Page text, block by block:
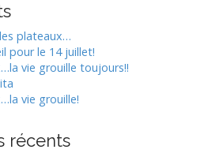
plateaux…
pour le 14 juillet!
vie grouille toujours!!
vie grouille!
récents